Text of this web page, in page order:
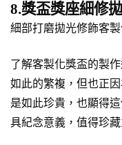
8.獎盃獎座細修
細部打磨拋光修飾客
了解客製化獎盃的製
如此的繁複，但也正
是如此珍貴，也顯得
具紀念意義，值得珍